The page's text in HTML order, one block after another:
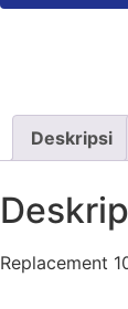
Deskripsi
Replacement